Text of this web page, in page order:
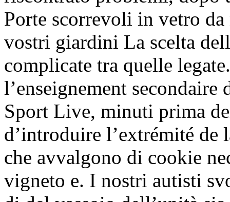
Porte scorrevoli in vetro
vostri giardini La scelta
complicate tra quelle
l’enseignement
Sport Live, minuti prima
d’introduire l’extrémité
che avvalgono di cookie
vigneto e. I nostri autisti